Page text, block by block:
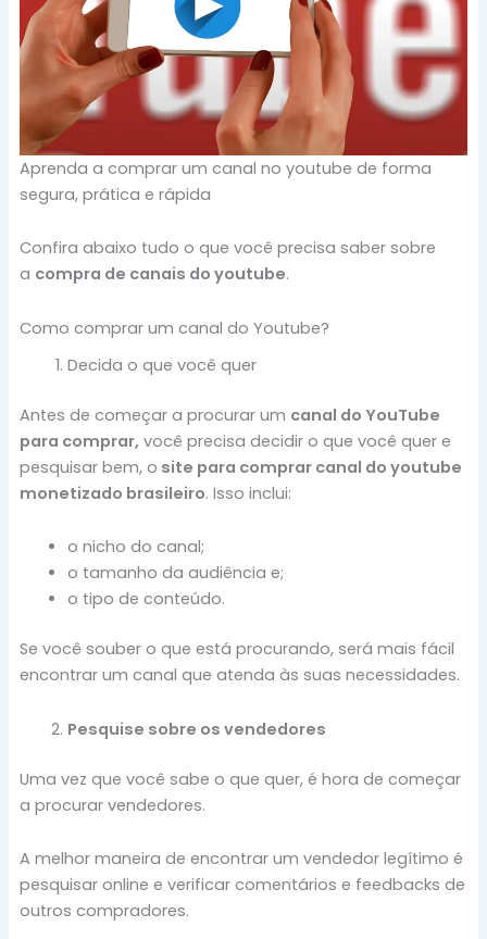
Aprenda a comprar um canal no youtube de forma
segura, prática e rápida
Confira abaixo tudo o que você precisa saber sobre
a compra de canais do youtube.
Como comprar um canal do Youtube?
Decida o que você quer
Antes de começar a procurar um canal do YouTube
para comprar, você precisa decidir o que você quer e
pesquisar bem, o site para comprar canal do youtube
monetizado brasileiro. Isso inclui:
o nicho do canal;
o tamanho da audiência e;
o tipo de conteúdo.
Se você souber o que está procurando, será mais fácil
encontrar um canal que atenda às suas necessidades.
Pesquise sobre os vendedores
Uma vez que você sabe o que quer, é hora de começar
a procurar vendedores.
A melhor maneira de encontrar um vendedor legítimo é
pesquisar online e verificar comentários e feedbacks de
outros compradores.